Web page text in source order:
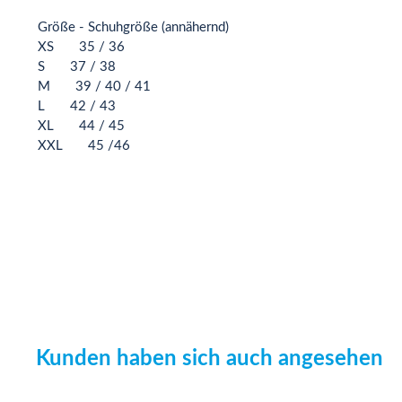
Größe - Schuhgröße (annähernd)
XS
35 / 36
S
37 / 38
M
39 / 40 / 41
L
42 / 43
XL
44 / 45
XXL
45 /46
Kunden haben sich auch angesehen